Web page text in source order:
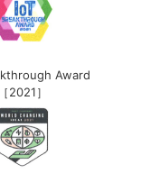
Award
［2021］